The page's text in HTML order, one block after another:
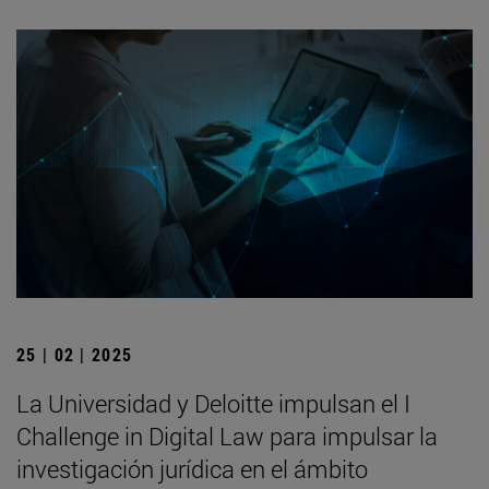
25 | 02 | 2025
La Universidad y Deloitte impulsan el I
Challenge in Digital Law para impulsar la
investigación jurídica en el ámbito